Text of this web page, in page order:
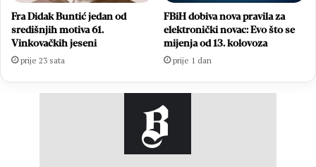
Fra Didak Buntić jedan od
središnjih motiva 61.
Vinkovačkih jeseni
prije 23 sata
FBiH dobiva nova pravila za
elektronički novac: Evo što se
mijenja od 13. kolovoza
prije 1 dan